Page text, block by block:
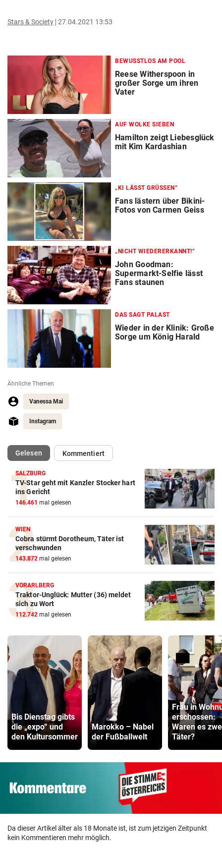
Stars & Society 27.04.2021 13:53
BEWUSSTLOS AM POOL
Reese Witherspoon in
großer Sorge um ihren
Vater
AUF WOLKE SIEBEN
Hamilton zeigt Liebesglück
mit Kim Kardashian
„KI LÄSST GRÜSSEN“
Fans lästern über Bikini-
Fotos von Carmen Geiss
„NICHT WIEDERERKANNT!“
John Goodman:
Supermarkt-Selfie lässt
Fans staunen
DAS SAGT PALAST
Wieder in der Klinik: Große
Sorge um König Harald
Ähnliche Themen
Vanessa Mai
Instagram
Gelesen(ausgewählt)Kommentiert
SALZBURG
TV-Star geht mit Kanzler Stocker hart
ins Gericht
146.461 mal gelesen
WIEN
Cobra stürmt Dorotheum, Täter ist
verschwunden
143.872 mal gelesen
VORARLBERG
Traktor-Unglück: Mutter (36) meldet
sich zu Wort
112.742 mal gelesen
Bis Dienstag gibts
die „expo“ und
den Kultursommer
Marokko – Nabel
der Fußballwelt
Frau in
erschossen:
Waren es
Täter?
Da dieser Artikel älter als 18 Monate ist, ist zum jetzigen Zeitpunkt
kein Kommentieren mehr möglich.